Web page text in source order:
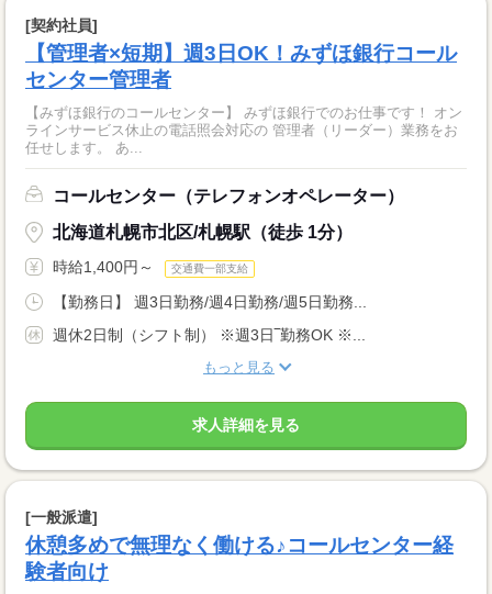
[契約社員]
【管理者×短期】週3日OK！みずほ銀行コール
センター管理者
【みずほ銀行のコールセンター】 みずほ銀行でのお仕事です！ オン
ラインサービス休止の電話照会対応の 管理者（リーダー）業務をお
任せします。 あ...
コールセンター（テレフォンオペレーター）
北海道札幌市北区/札幌駅（徒歩 1分）
時給1,400円～ 交通費一部支給
【勤務日】 週3日勤務/週4日勤務/週5日勤務...
週休2日制（シフト制） ※週3日‾勤務OK ※...
もっと見る
求人詳細を見る
[一般派遣]
休憩多めで無理なく働ける♪コールセンター経
験者向け